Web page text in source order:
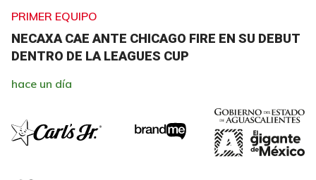
PRIMER EQUIPO
NECAXA CAE ANTE CHICAGO FIRE EN SU DEBUT
DENTRO DE LA LEAGUES CUP
hace un día